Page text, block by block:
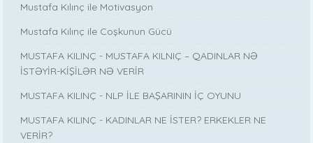
Mustafa Kılınç ile Motivasyon
Mustafa Kılınç ile Coşkunun Gücü
MUSTAFA KILINÇ - MUSTAFA KILNIÇ – QADINLAR NƏ
İSTƏYİR-KİŞİLƏR NƏ VERİR
MUSTAFA KILINÇ - NLP İLE BAŞARININ İÇ OYUNU
MUSTAFA KILINÇ - KADINLAR NE İSTER? ERKEKLER NE
VERİR?